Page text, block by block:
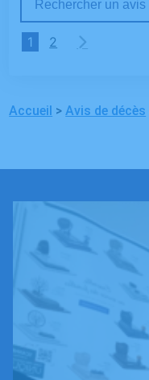
Rechercher un avis
1 2
Accueil >Avis de décès